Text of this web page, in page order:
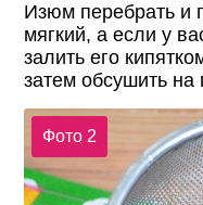
Изюм перебрать и
мягкий, а если у
залить его
затем обсушить на
Фото 2